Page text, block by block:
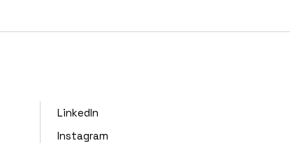
LinkedIn
Instagram